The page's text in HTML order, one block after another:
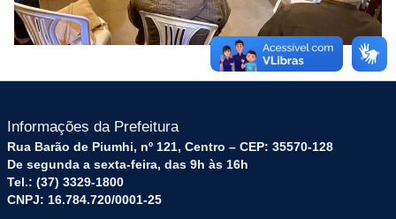
Informações da Prefeitura
Rua Barão de Piumhi, nº 121, Centro – CEP: 35570-128
De segunda a sexta-feira, das 9h às 16h
Tel.: (37) 3329-1800
CNPJ: 16.784.720/0001-25